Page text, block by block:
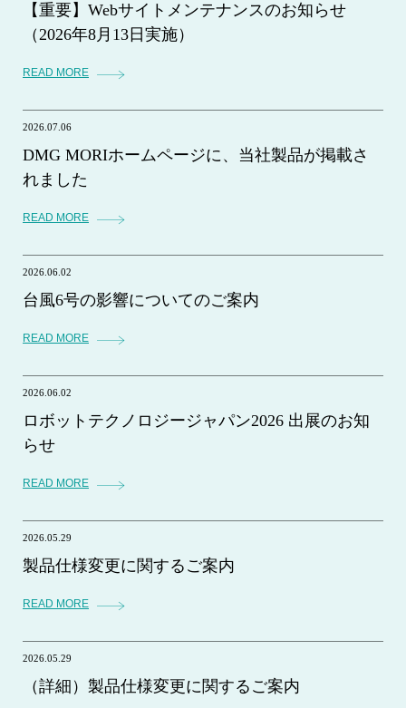
【重要】Webサイトメンテナンスのお知らせ
（2026年8月13日実施）
READ MORE
2026.07.06
DMG MORIホームページに、当社製品が掲載さ
れました
READ MORE
2026.06.02
台風6号の影響についてのご案内
READ MORE
2026.06.02
ロボットテクノロジージャパン2026 出展のお知
らせ
READ MORE
2026.05.29
製品仕様変更に関するご案内
READ MORE
2026.05.29
（詳細）製品仕様変更に関するご案内